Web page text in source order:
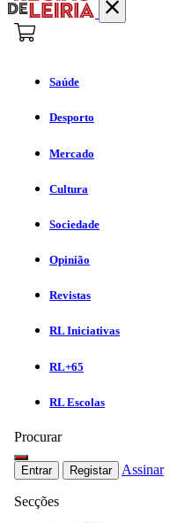
Saúde
Desporto
Mercado
Cultura
Sociedade
Opinião
Revistas
RL Iniciativas
RL+65
RL Escolas
Procurar
Entrar Registar Assinar
Secções